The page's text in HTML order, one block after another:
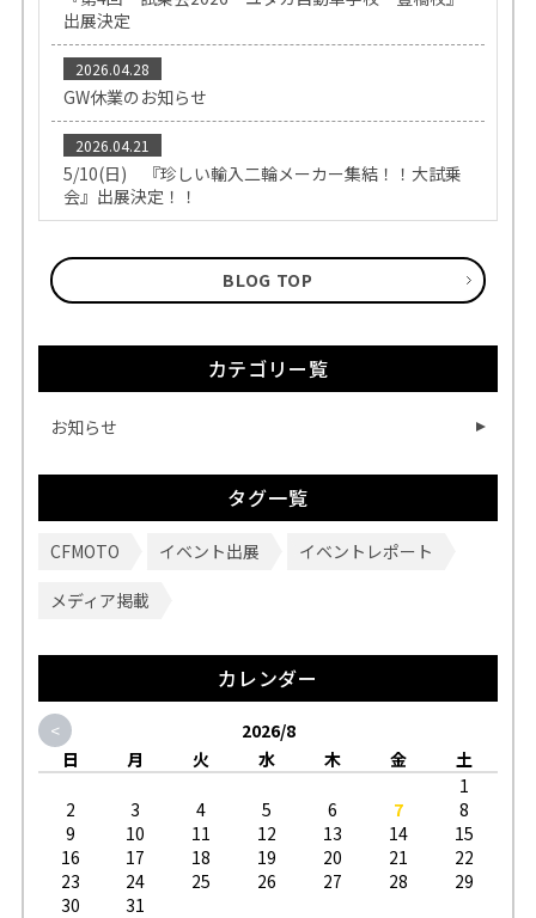
出展決定
2026.04.28
GW休業のお知らせ
2026.04.21
5/10(日) 『珍しい輸入二輪メーカー集結！！大試乗
会』出展決定！！
BLOG TOP
カテゴリー覧
お知らせ
タグ一覧
CFMOTO イベント出展 イベントレポート
メディア掲載
カレンダー
<
2026/8
日
月 火 水 木 金
土
1
2
3 4 5 6 7
8
9
10 11 12 13 14
15
16
17 18 19 20 21
22
23
24 25 26 27 28
29
30
31